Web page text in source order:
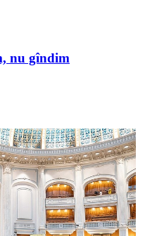
nu gîndim